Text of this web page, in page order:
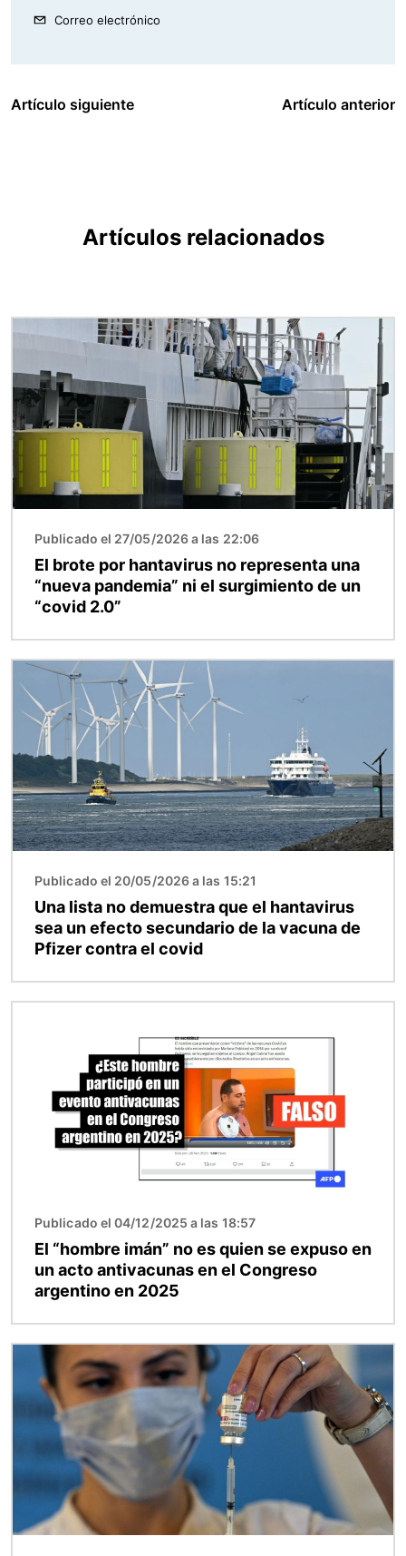
Correo electrónico
Artículo siguiente Artículo anterior
Artículos relacionados
Imagen
Publicado el 27/05/2026 a las 22:06
El brote por hantavirus no representa una
“nueva pandemia” ni el surgimiento de un
“covid 2.0”
Imagen
Publicado el 20/05/2026 a las 15:21
Una lista no demuestra que el hantavirus
sea un efecto secundario de la vacuna de
Pfizer contra el covid
Publicado el 04/12/2025 a las 18:57
El “hombre imán” no es quien se expuso en
un acto antivacunas en el Congreso
argentino en 2025
Imagen